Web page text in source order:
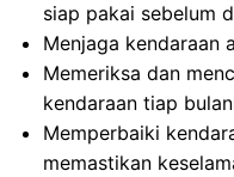
siap pakai sebelum
Menjaga kendaraan
Memeriksa dan
kendaraan tiap
Memperbaiki
memastikan